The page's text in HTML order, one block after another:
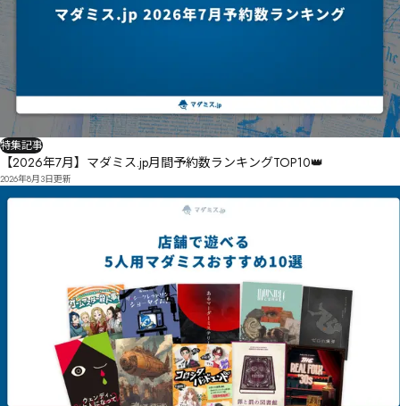
南極地点X
幻想のマリス
特集記事
【2026年7月】マダミス.jp月間予約数ランキングTOP10👑
2026年8月3日更新